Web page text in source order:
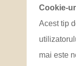
Cookie-
Acest tip
mai este